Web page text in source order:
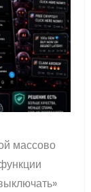
массово